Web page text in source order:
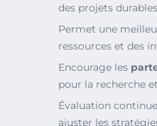
des projets
Permet une
ressources et des
Encourage les
pour la recherche
Évaluation
ajuster les